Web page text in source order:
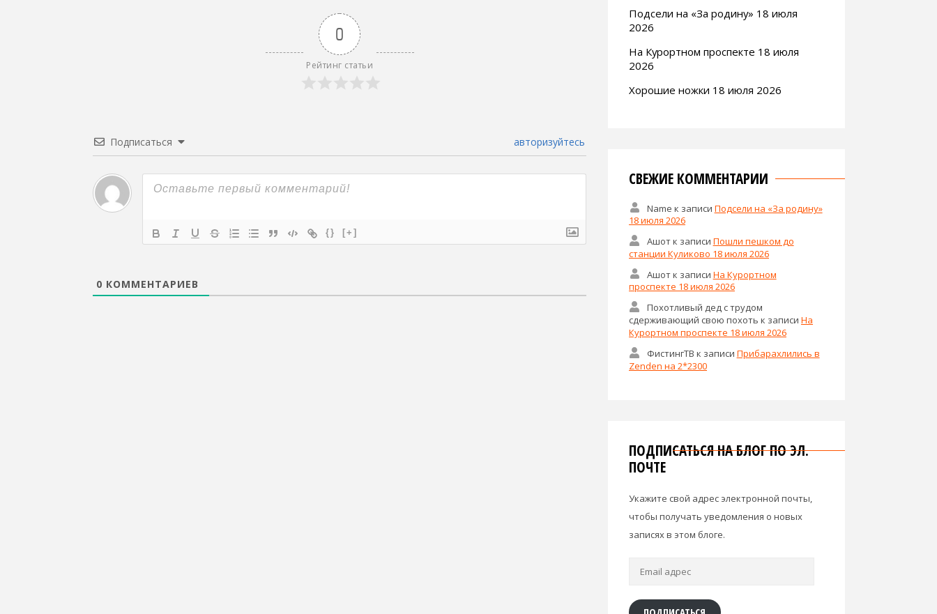
0
Рейтинг статьи
Подписаться авторизуйтесь
{} [+]
0 КОММЕНТАРИЕВ
Подсели на «За родину» 18 июля
2026
На Курортном проспекте 18 июля
2026
Хорошие ножки 18 июля 2026
СВЕЖИЕ КОММЕНТАРИИ
Name к записи Подсели на «За родину»
18 июля 2026
Ашотк записи Пошли пешком до
станции Куликово 18 июля 2026
Ашотк записи На Курортном
проспекте 18 июля 2026
Похотливый дед с трудом
сдерживающий свою похоть к записи На
Курортном проспекте 18 июля 2026
ФистингТВ к записи Прибарахлились в
Zenden на 2*2300
ПОДПИСАТЬСЯ НА БЛОГ ПО ЭЛ.
ПОЧТЕ
Укажите свой адрес электронной почты,
чтобы получать уведомления о новых
записях в этом блоге.